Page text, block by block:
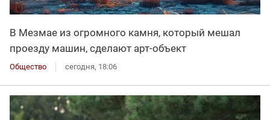
В Мезмае из огромного камня, который мешал
проезду машин, сделают арт-объект
Общество сегодня, 18:06